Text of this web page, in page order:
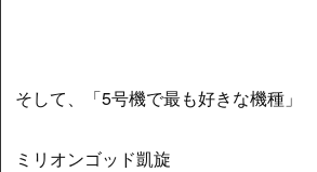
そして、「5号機で最も好きな機種」
ミリオンゴッド凱旋